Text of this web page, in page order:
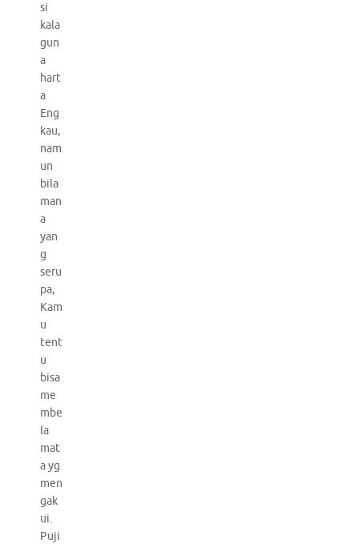
si
kala
gun
a
hart
a
Eng
kau,
nam
un
bila
man
a
yan
g
seru
pa,
Kam
u
tent
u
bisa
me
mbe
la
mat
a yg
men
gak
ui.
Puji